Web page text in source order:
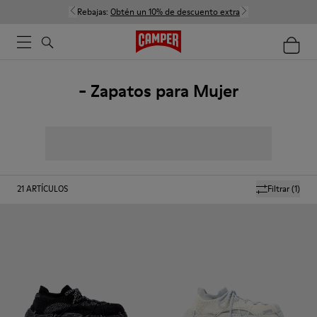
Rebajas: Obtén un 10% de descuento extra
- Zapatos para Mujer
Filtrar(1)
21ARTÍCULOS